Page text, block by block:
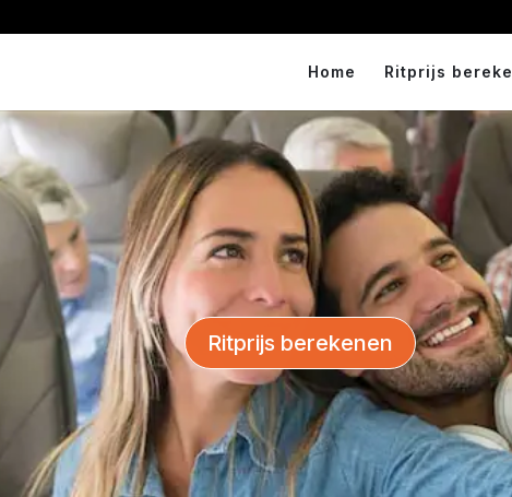
Home Ritprijs
Ritprijs berekenen